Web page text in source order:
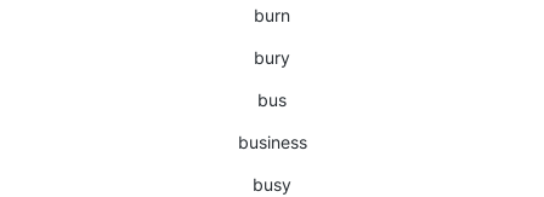
burn
bury
bus
business
busy